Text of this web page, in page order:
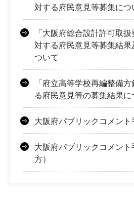
対する府民意見等募集につ
「大阪府総合設計許可取
対する府民意見等募集結
ついて
「府立高等学校再編整備
る府民意見等の募集結果に
大阪府パブリックコメント
大阪府パブリックコメント
方）